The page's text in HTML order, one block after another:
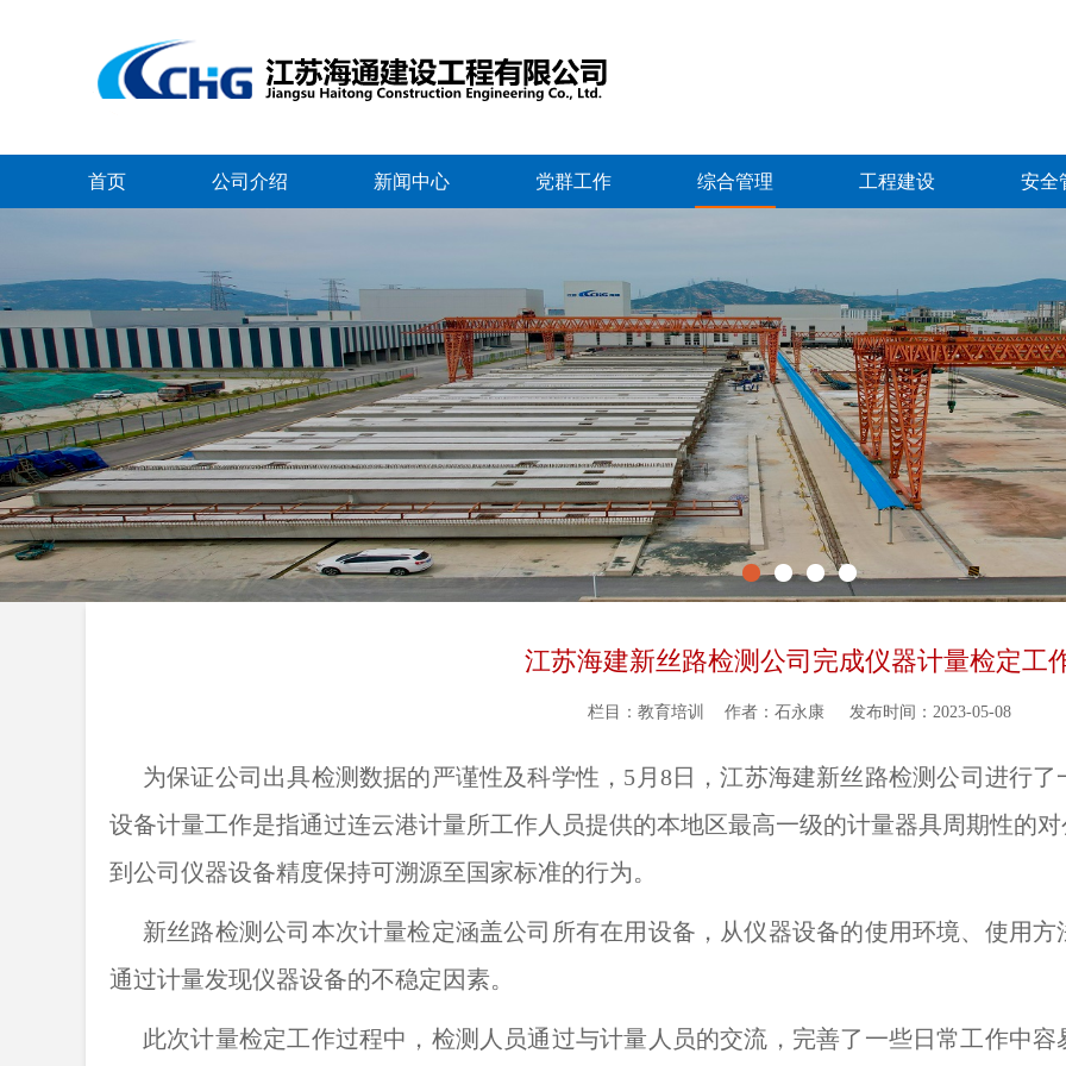
首页 公司介绍 新闻中心 党群工作 综合管理 工程建设 安全
江苏海建新丝路检测公司完成仪器计量检定工
栏目：教育培训 作者：石永康 发布时间：2023-05-08
为保证公司出具检测数据的严谨性及科学性，5月8日，江苏海建新丝路检测公司进行
设备计量工作是指通过连云港计量所工作人员提供的本地区最高一级的计量器具周期性的
到公司仪器设备精度保持可溯源至国家标准的行为。
新丝路检测公司本次计量检定涵盖公司所有在用设备，从仪器设备的使用环境、使用
通过计量发现仪器设备的不稳定因素。
此次计量检定工作过程中，检测人员通过与计量人员的交流，完善了一些日常工作中